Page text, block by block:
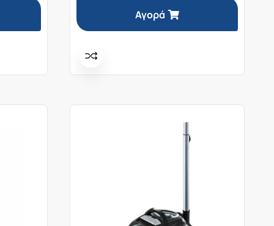
Αγορά